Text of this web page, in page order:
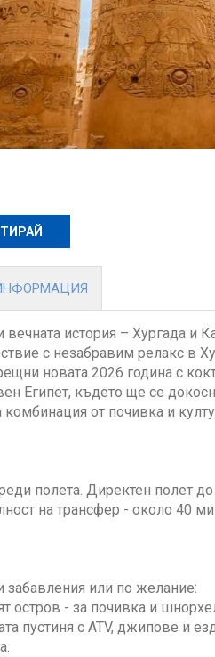
история – Хургада и
с незабравим релакс в
новата 2026 година с
Египет, където ще се
от почивка и
полета. Директен полет
на трансфер - около 40
или по желание:
остров - за почивка и
пустиня с ATV, джипове и